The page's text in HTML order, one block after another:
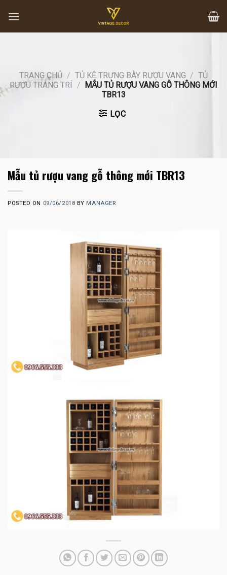
content
TRANG CHỦ / TỦ KỆ TRƯNG BÀY RƯỢU VANG / TỦ
RƯỢU TRANG TRÍ
/
MẪU TỦ RƯỢU VANG GỖ THÔNG MỚI
TBR13
LỌC
Mẫu tủ rượu vang gỗ thông mới TBR13
POSTED ON 09/06/2018 BY MANAGER